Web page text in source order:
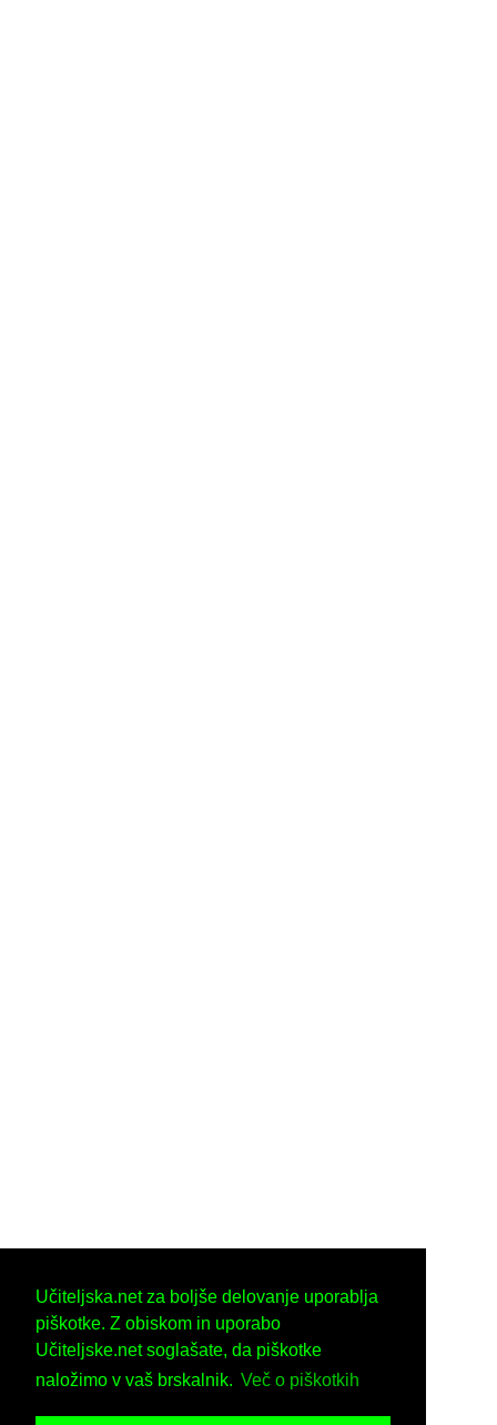
Učiteljska.net za boljše delovanje uporablja
piškotke. Z obiskom in uporabo
Učiteljske.net soglašate, da piškotke
naložimo v vaš brskalnik. Več o piškotkih